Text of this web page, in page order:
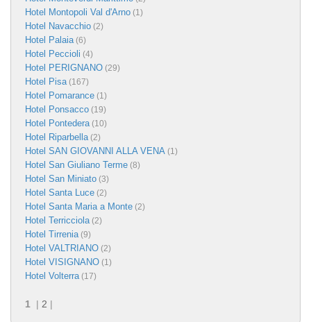
Hotel Montopoli Val d'Arno (1)
Hotel Navacchio (2)
Hotel Palaia (6)
Hotel Peccioli (4)
Hotel PERIGNANO (29)
Hotel Pisa (167)
Hotel Pomarance (1)
Hotel Ponsacco (19)
Hotel Pontedera (10)
Hotel Riparbella (2)
Hotel SAN GIOVANNI ALLA VENA (1)
Hotel San Giuliano Terme (8)
Hotel San Miniato (3)
Hotel Santa Luce (2)
Hotel Santa Maria a Monte (2)
Hotel Terricciola (2)
Hotel Tirrenia (9)
Hotel VALTRIANO (2)
Hotel VISIGNANO (1)
Hotel Volterra (17)
1 | 2 |